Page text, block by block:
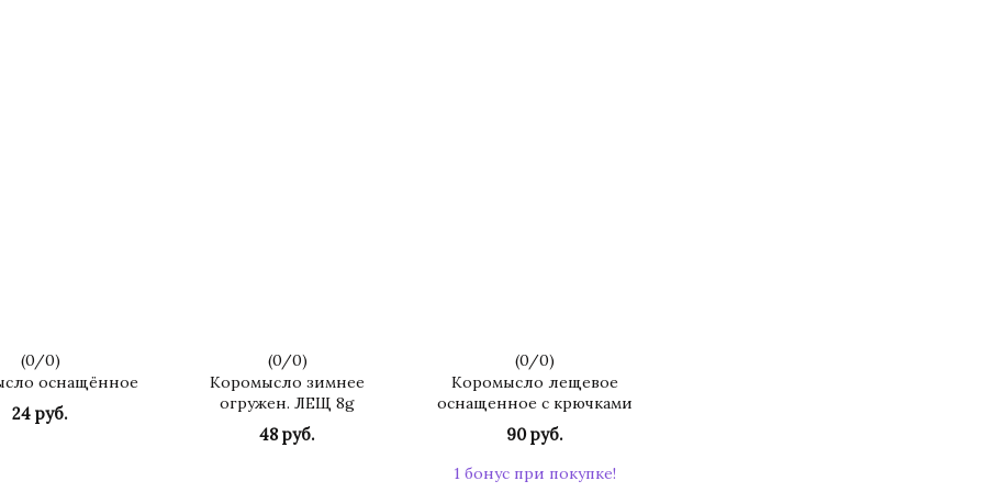
(0/0)
оснащённое
24 руб.
(0/0)
Коромысло зимнее
огружен. ЛЕЩ 8g
48 руб.
(0/0)
Коромысло лещевое
оснащенное с крючками
90 руб.
1 бонус при покупке!